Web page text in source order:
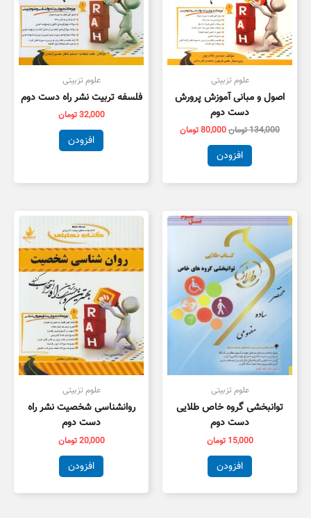
علوم تزبیتی
اصول و مبانی آموزش پرورش
دست دوم
134,000تومان80,000تومان
افزودن
علوم تزبیتی
فلسفه تربیت نشر راه دست دوم
32,000تومان
افزودن
علوم تزبیتی
توانبخشی گروه خاص طلایی
دست دوم
15,000 تومان
افزودن
علوم تزبیتی
روانشناسی شخصیت نشر راه
دست دوم
20,000تومان
افزودن